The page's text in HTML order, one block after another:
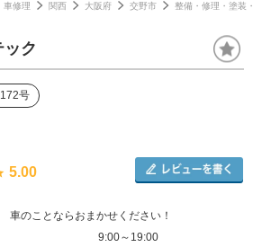
車修理 関西 大阪府 交野市 整備・修理・塗装
ク
号
5.00
車のことならおまかせください！
9:00～19:00